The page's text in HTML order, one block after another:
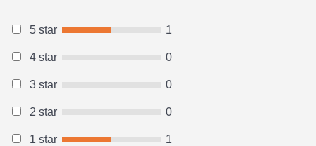
5 star 1
4 star 0
3 star 0
2 star 0
1 star 1